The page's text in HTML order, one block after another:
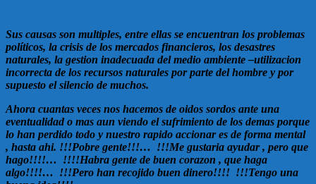
Sus causas son multiples, entre ellas se encuentran los problemas
políticos, la crisis de los mercados financieros, los desastres
naturales, la gestion inadecuada del medio ambiente –utilizacion
incorrecta de los recursos naturales por parte del hombre y por
supuesto el silencio de muchos.
Ahora cuantas veces nos hacemos de oidos sordos ante una
eventualidad o mas aun viendo el sufrimiento de los demas porque
lo han perdido todo y nuestro rapido accionar es de forma mental
, hasta ahi. !!!Pobre gente!!!… !!!Me gustaria ayudar , pero que
hago!!!!… !!!!Habra gente de buen corazon , que haga
algo!!!!… !!!Pero han recojido buen dinero!!!! !!!Tengo una